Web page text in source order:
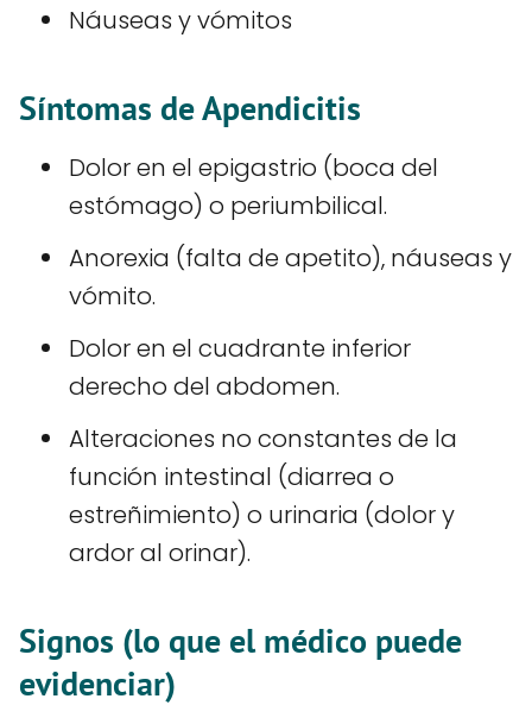
Náuseas y vómitos
Síntomas de Apendicitis
Dolor en el epigastrio (boca del
estómago) o periumbilical.
Anorexia (falta de apetito), náuseas y
vómito.
Dolor en el cuadrante inferior
derecho del abdomen.
Alteraciones no constantes de la
función intestinal (diarrea o
estreñimiento) o urinaria (dolor y
ardor al orinar).
Signos (lo que el médico puede
evidenciar)